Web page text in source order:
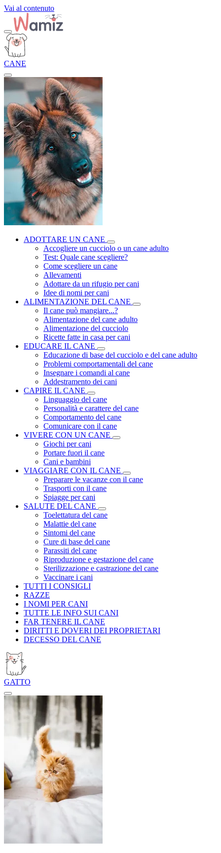
Vai al contenuto
CANE
ADOTTARE UN CANE
Accogliere un cucciolo o un cane adulto
Test: Quale cane scegliere?
Come scegliere un cane
Allevamenti
Adottare da un rifugio per cani
Idee di nomi per cani
ALIMENTAZIONE DEL CANE
Il cane può mangiare...?
Alimentazione del cane adulto
Alimentazione del cucciolo
Ricette fatte in casa per cani
EDUCARE IL CANE
Educazione di base del cucciolo e del cane adulto
Problemi comportamentali del cane
Insegnare i comandi al cane
Addestramento dei cani
CAPIRE IL CANE
Linguaggio del cane
Personalità e carattere del cane
Comportamento del cane
Comunicare con il cane
VIVERE CON UN CANE
Giochi per cani
Portare fuori il cane
Cani e bambini
VIAGGIARE CON IL CANE
Preparare le vacanze con il cane
Trasporti con il cane
Spiagge per cani
SALUTE DEL CANE
Toelettatura del cane
Malattie del cane
Sintomi del cane
Cure di base del cane
Parassiti del cane
Riproduzione e gestazione del cane
Sterilizzazione e castrazione del cane
Vaccinare i cani
TUTTI I CONSIGLI
RAZZE
I NOMI PER CANI
TUTTE LE INFO SUI CANI
FAR TENERE IL CANE
DIRITTI E DOVERI DEI PROPRIETARI
DECESSO DEL CANE
GATTO